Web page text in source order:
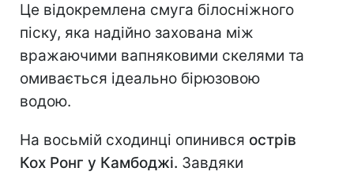
Це відокремлена смуга білосніжного
піску, яка надійно захована між
вражаючими вапняковими скелями та
омивається ідеально бірюзовою
водою.
На восьмій сходинці опинився острів
Кох Ронг у Камбоджі. Завдяки